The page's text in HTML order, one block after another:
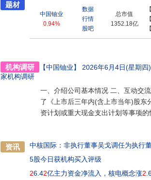
题材
中国铀业
0.94%
数据
行情
股吧
总市值
1352.18亿
机构调研 【中国铀业】
2026年6月4日(星期
家机构调研
一、介绍公司基本情况 二、互动交
了《上市后三年内(含上市当年)股东
资计划或重大现金支出计划等事项的
资讯
中核国际：非执行董事吴戈调任为执行
5股今日获机构买入评级
26.42亿主力资金净流入，核电概念涨2